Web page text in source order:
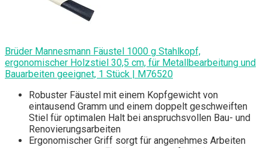
Brüder Mannesmann Fäustel 1000 g Stahlkopf,
ergonomischer Holzstiel 30,5 cm, für Metallbearbeitung und
Bauarbeiten geeignet, 1 Stück | M76520
Robuster Fäustel mit einem Kopfgewicht von
eintausend Gramm und einem doppelt geschweiften
Stiel für optimalen Halt bei anspruchsvollen Bau- und
Renovierungsarbeiten
Ergonomischer Griff sorgt für angenehmes Arbeiten